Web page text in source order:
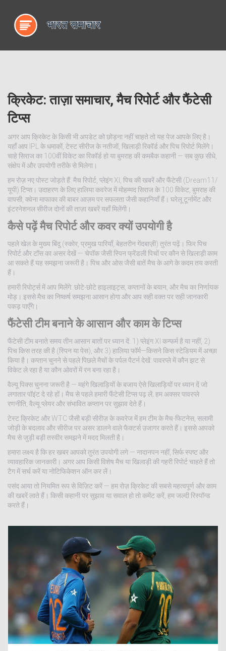
क्रिकेट: ताज़ा समाचार, मैच रिपोर्ट और फैंटेसी
टिप्स
अगर आप क्रिकेट के किसी भी अपडेट को छोड़ना नहीं चाहते तो यह पेज आपके लिए है।
यहाँ आप IPL के धमाकों, टेस्ट सीरीज के नतीजों, खिलाड़ी रिकॉर्ड और पिच रिपोर्ट मिलेंगे।
चाहे सिराज का 100वीं विकेट का रिकॉर्ड हो या बुमराह की कमबैक कहानी — सब कुछ सीधे,
संक्षेप में और उपयोगी तरीके से मिलेगा।
हम रोज़ नए पोस्ट जोड़ते हैं: मैच रिपोर्ट, प्लेइंग XI, पिच की खबरें और फैंटेसी (Dream11/
यूपी) टिप्स। उदाहरण के लिए हालिया कवरेज में मोहम्मद सिराज के 100 विकेट, बुमराह की
वापसी, क्वेना माफाका की बाबर आज़म पर सफलता जैसी कहानियाँ हैं। घरेलू टूर्नामेंट और
इंटरनेशनल सीरीज दोनों की ताज़ा खबरें यहाँ मिलेंगी।
कैसे पढ़ें मैच रिपोर्ट और कवर क्यों उपयोगी है
पहले खेल के मुख्य बिंदु (स्कोर, प्रमुख पारियाँ, बेहतरीन गेंदबाज़ी) तुरंत पढ़ें। फिर पिच
रिपोर्ट और टॉस का असर देखें — चेपॉक जैसी स्पिन फ्रेंडली पिचों पर कौन से खिलाड़ी काम
आ सकते हैं यह समझना जरूरी है। पिच और ओस जैसी बातें मैच के आगे के कदम तय करती
हैं।
हमारी रिपोर्ट्स में आप मिलेंगे: छोटे-छोटे हाइलाइट्स, कप्तानों के बयान, और मैच का निर्णायक
मोड़। इससे मैच का निष्कर्ष समझना आसान होगा और आप सही वक्त पर सही जानकारी
पकड़ पाएँगे।
फैंटेसी टीम बनाने के आसान और काम के टिप्स
फैंटेसी टीम बनाते समय तीन आसान बातों पर ध्यान दें: 1) प्लेइंग XI कन्फर्म है या नहीं, 2)
पिच किस तरह की है (स्पिन या पेस), और 3) हालिया फॉर्म—किसने किस स्टेडियम में अच्छा
किया है। कप्तान चुनने से पहले पिछले मैचों के पर्पल पैटर्न देखें: पावरप्ले में कौन झट से
विकेट ले रहा है या कौन ओवरों में रन बना रहा है।
वैल्यू पिक्स चुनना जरूरी है — महंगे खिलाड़ियों के बजाय ऐसे खिलाड़ियों पर ध्यान दें जो
लगातार पॉइंट दे रहे हों। मैच से पहले हमारी फैंटेसी टिप्स पढ़ लें; हम अक्सर पावरप्ले
रणनीति, वैल्यू प्लेयर और संभावित कप्तान पर सुझाव देते हैं।
टेस्ट क्रिकेट और WTC जैसी बड़ी सीरीज़ के कवरेज में हम टीम के मैच-फिटनेस, सलामी
जोड़ी के बदलाव और सीरीज पर असर डालने वाले फैक्टर्स उजागर करते हैं। इससे आपको
मैच से जुड़ी बड़ी तस्वीर समझने में मदद मिलती है।
हमारा लक्ष्य है कि हर खबर आपको तुरंत उपयोगी लगे — नादानपन नहीं, सिर्फ स्पष्ट और
व्यावहारिक जानकारी। अगर आप किसी विशेष मैच या खिलाड़ी की गहरी रिपोर्ट चाहते हैं तो
टैग में सर्च करें या नोटिफिकेशन ऑन कर लें।
पसंद आया तो नियमित रूप से विज़िट करें — हम रोज़ क्रिकेट की सबसे महत्वपूर्ण और काम
की खबरें लाते हैं। किसी कहानी पर सुझाव या सवाल हो तो कमेंट करें, हम जल्दी रिस्पॉन्ड
करते हैं।